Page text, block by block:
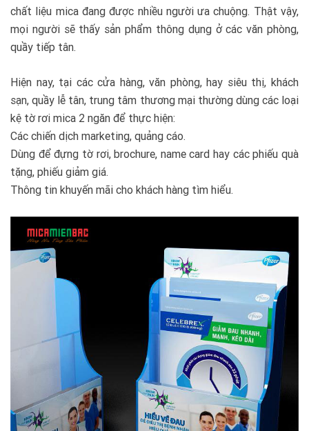
chất liệu mica đang được nhiều người ưa chuộng. Thật vậy,
mọi người sẽ thấy sản phẩm thông dụng ở các văn phòng,
quầy tiếp tân.
Hiện nay, tại các cửa hàng, văn phòng, hay siêu thị, khách
sạn, quầy lễ tân, trung tâm thương mại thường dùng các loại
kệ tờ rơi mica 2 ngăn để thực hiện:
Các chiến dịch marketing, quảng cáo.
Dùng để đựng tờ rơi, brochure, name card hay các phiếu quà
tặng, phiếu giảm giá.
Thông tin khuyến mãi cho khách hàng tìm hiểu.